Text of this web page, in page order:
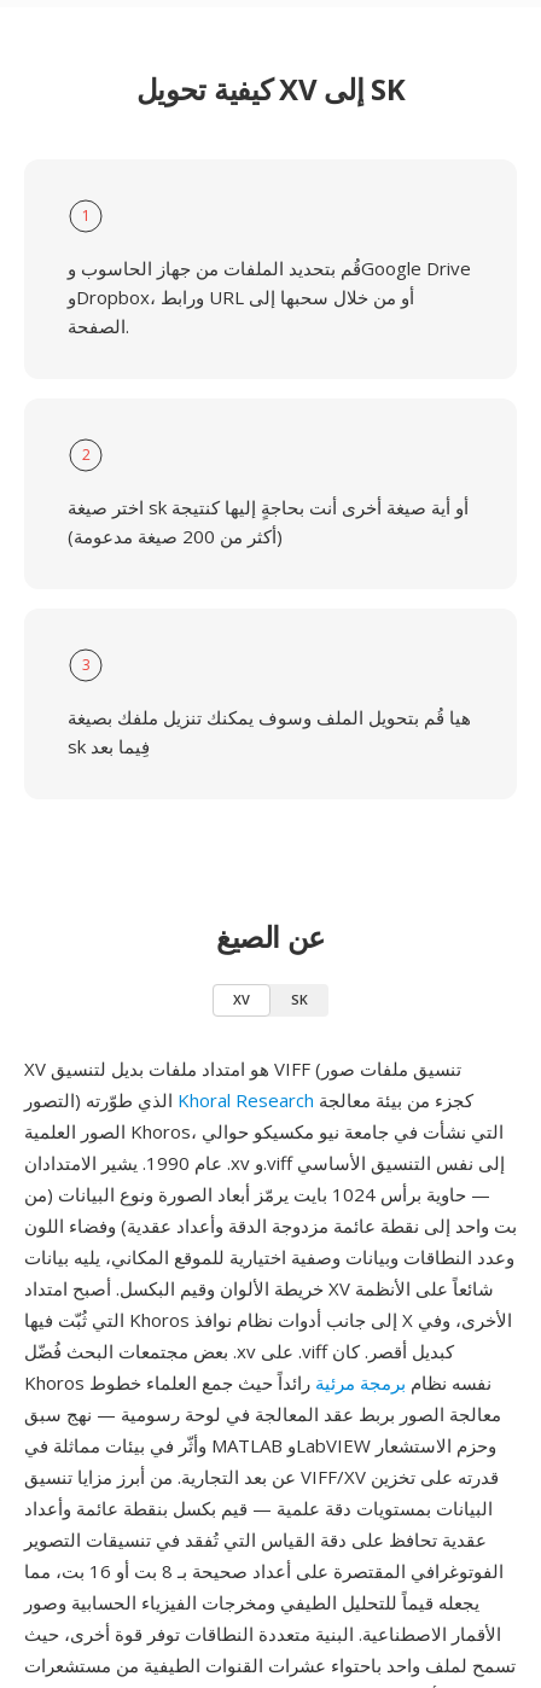
كيفية تحويل XV إلى SK
1
قُم بتحديد الملفات من جهاز الحاسوب وGoogle Drive
وDropbox، ورابط URL أو من خلال سحبها إلى
الصفحة.
2
اختر صيغة sk أو أية صيغة أخرى أنت بحاجةٍ إليها كنتيجة
(أكثر من 200 صيغة مدعومة)
3
هيا قُم بتحويل الملف وسوف يمكنك تنزيل ملفك بصيغة
sk فِيما بعد
عن الصيغ
XV SK
XV هو امتداد ملفات بديل لتنسيق VIFF (تنسيق ملفات صور
Khoral Research
الصور العلمية Khoros، التي نشأت في جامعة نيو مكسيكو حوالي
عام 1990. يشير الامتدادان .xv و.viff إلى نفس التنسيق الأساسي
— حاوية برأس 1024 بايت يرمّز أبعاد الصورة ونوع البيانات (من
بت واحد إلى نقطة عائمة مزدوجة الدقة وأعداد عقدية) وفضاء اللون
وعدد النطاقات وبيانات وصفية اختيارية للموقع المكاني، يليه بيانات
خريطة الألوان وقيم البكسل. أصبح امتداد XV شائعاً على الأنظمة
التي ثُبّت فيها Khoros إلى جانب أدوات نظام نوافذ X الأخرى، وفي
بعض مجتمعات البحث فُضّل .xv على .viff كبديل أقصر. كان
Khoros نفسه نظام برمجة مرئية رائداً حيث جمع العلماء خطوط
معالجة الصور بربط عقد المعالجة في لوحة رسومية — نهج سبق
وأثّر في بيئات مماثلة في MATLAB وLabVIEW وحزم الاستشعار
عن بعد التجارية. من أبرز مزايا تنسيق VIFF/XV قدرته على تخزين
البيانات بمستويات دقة علمية — قيم بكسل بنقطة عائمة وأعداد
عقدية تحافظ على دقة القياس التي تُفقد في تنسيقات التصوير
الفوتوغرافي المقتصرة على أعداد صحيحة بـ 8 بت أو 16 بت، مما
يجعله قيماً للتحليل الطيفي ومخرجات الفيزياء الحسابية وصور
الأقمار الاصطناعية. البنية متعددة النطاقات توفر قوة أخرى، حيث
تسمح لملف واحد باحتواء عشرات القنوات الطيفية من مستشعرات